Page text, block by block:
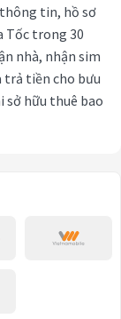
thông tin, hồ sơ
Tốc trong 30
nhà, nhận sim
trả tiền cho bưu
sở hữu thuê bao